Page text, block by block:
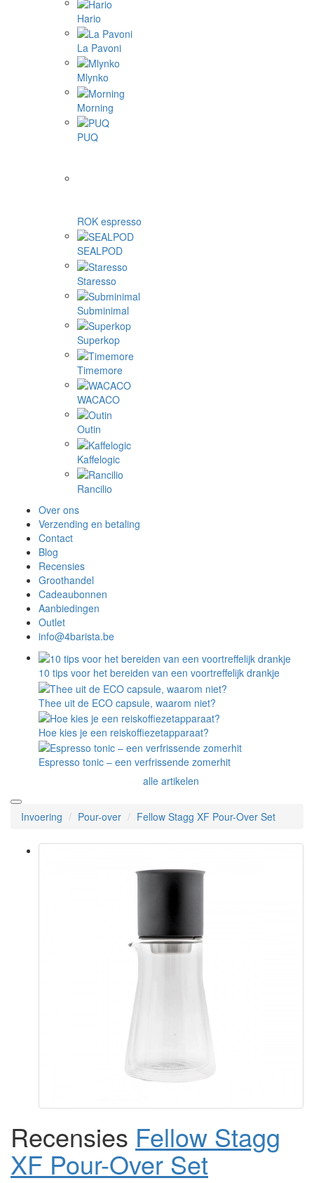
Hario
La Pavoni
Mlynko
Morning
PUQ
ROK espresso
SEALPOD
Staresso
Subminimal
Superkop
Timemore
WACACO
Outin
Kaffelogic
Rancilio
Over ons
Verzending en betaling
Contact
Blog
Recensies
Groothandel
Cadeaubonnen
Aanbiedingen
Outlet
info@4barista.be
10 tips voor het bereiden van een voortreffelijk drankje
Thee uit de ECO capsule, waarom niet?
Hoe kies je een reiskoffiezetapparaat?
Espresso tonic – een verfrissende zomerhit
alle artikelen
Invoering Pour-over Fellow Stagg XF Pour-Over Set
Recensies Fellow Stagg
XF Pour-Over Set